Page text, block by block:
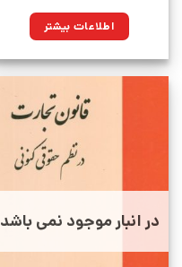
اطلاعات بیشتر
در انبار موجود نمی باشد